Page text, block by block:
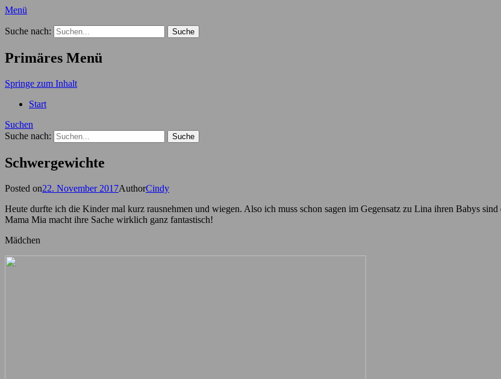
Menü
Der Hundekindergarten Blog
Suche nach:
Primäres Menü
Springe zum Inhalt
Start
Suchen
Suche nach:
Schwergewichte
Posted on22. November 2017AuthorCindy
Heute durfte ich die Kinder mal kurz rausnehmen und wiegen. Also ich muss schon sagen im Gegensatz zu Lina ihren Babys
Mama Mia macht ihre Sache wirklich ganz fantastisch!
Mädchen